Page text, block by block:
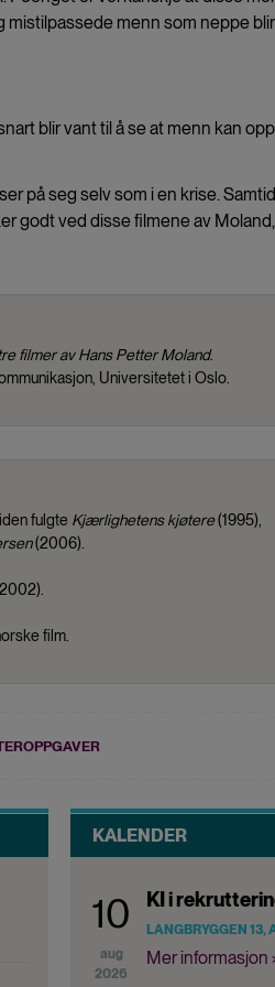
mistilpassede menn som neppe
blir vant til å se at menn kan
på seg selv som i en krise.
godt ved disse filmene av
filmer av Hans Petter Moland.
Universitetet i Oslo.
fulgte Kjærlighetens kjøtere(1995),
(2006).
film.
KALENDER
10
aug
2026
KI i
LANGBRYGGEN 13,
Mer informasjon